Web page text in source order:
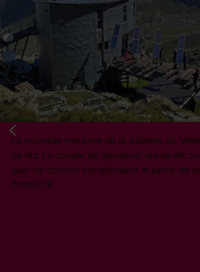
La nouvelle mouture de la cabane du
de lits. Le couple de gardiens, qui se dit
gain de confort compensera la perte de
Zinsel/DR